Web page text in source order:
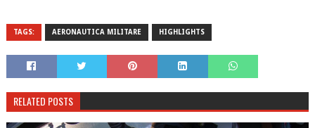
TAGS: AERONAUTICA MILITARE HIGHLIGHTS
RELATED POSTS